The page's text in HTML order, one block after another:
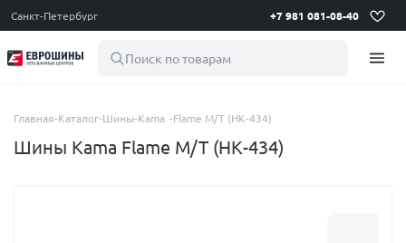
Санкт-Петербург +7 981 081-08-40
Поиск по товарам
Главная-Каталог-Шины-Kama -Flame M/T (НК-434)
Шины Kama Flame M/T (НК-434)